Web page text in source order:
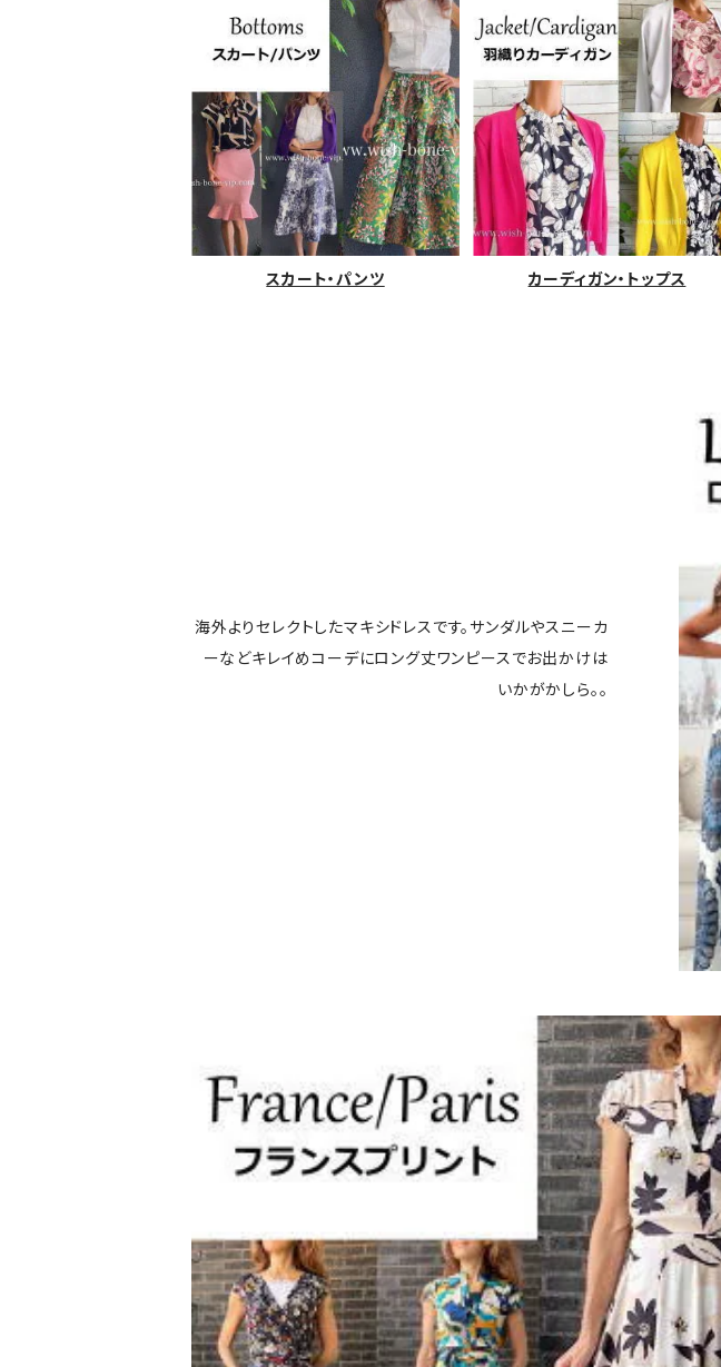
スカート・パンツ カーディガン・トップス
海外よりセレクトしたマキシドレスです。サンダルやスニーカ
ーなどキレイめコーデにロング丈ワンピースでお出かけは
いかがかしら。。